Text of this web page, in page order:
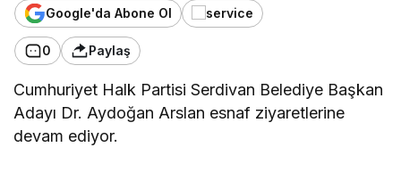
Google'da Abone Ol
0 Paylaş
Cumhuriyet Halk Partisi Serdivan Belediye Başkan
Adayı Dr. Aydoğan Arslan esnaf ziyaretlerine
devam ediyor.